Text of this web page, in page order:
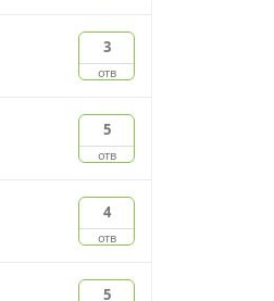
3
отв
5
отв
4
отв
5